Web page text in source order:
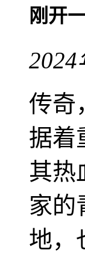
刚开
2024
传奇
据着
其热
家的
地，